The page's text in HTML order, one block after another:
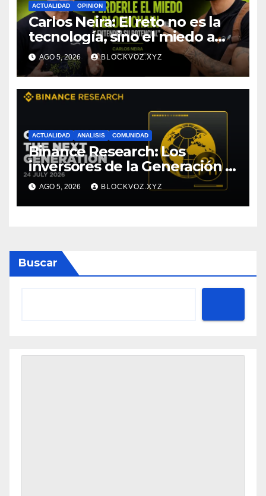
ACTUALIDAD OPINION
Carlos Neira: El reto no es la
tecnología, sino el miedo a
entenderla
AGO 5, 2026 BLOCKVOZ.XYZ
ACTUALIDAD ANALISIS COMUNIDAD
Binance Research: Los
inversores de la Generación Z
empiezan más jóvenes y
muestran mayor disciplina
financiera
AGO 5, 2026 BLOCKVOZ.XYZ
Buscar